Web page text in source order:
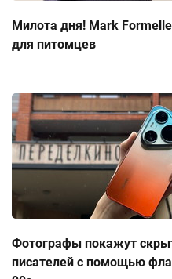
Милота дня! Mark
для питомцев
Фотографы покажут
писателей с помощью